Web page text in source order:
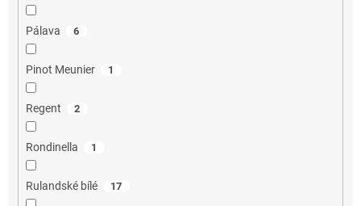
Pálava 6
Pinot Meunier 1
Regent 2
Rondinella 1
Rulandské bílé 17